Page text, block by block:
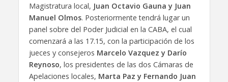
Magistratura local, Juan Octavio Gauna y Juan
Manuel Olmos. Posteriormente tendrá lugar un
panel sobre del Poder Judicial en la CABA, el cual
comenzará a las 17.15, con la participación de los
jueces y consejeros Marcelo Vazquez y Darío
Reynoso, los presidentes de las dos Cámaras de
Apelaciones locales, Marta Paz y Fernando Juan